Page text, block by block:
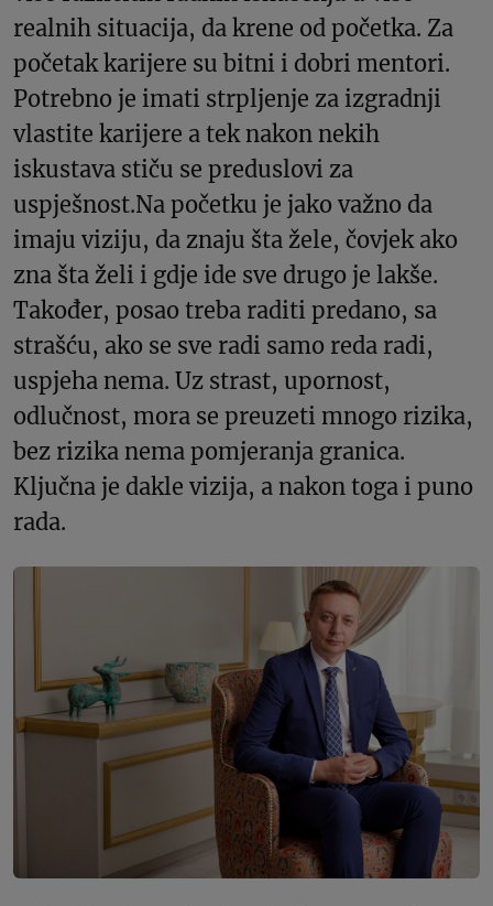
realnih situacija, da krene od početka. Za
početak karijere su bitni i dobri mentori.
Potrebno je imati strpljenje za izgradnji
vlastite karijere a tek nakon nekih
iskustava stiču se preduslovi za
uspješnost.Na početku je jako važno da
imaju viziju, da znaju šta žele, čovjek ako
zna šta želi i gdje ide sve drugo je lakše.
Također, posao treba raditi predano, sa
strašću, ako se sve radi samo reda radi,
uspjeha nema. Uz strast, upornost,
odlučnost, mora se preuzeti mnogo rizika,
bez rizika nema pomjeranja granica.
Ključna je dakle vizija, a nakon toga i puno
rada.